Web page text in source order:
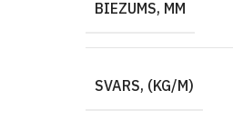
BIEZUMS, MM
SVARS, (KG/M)